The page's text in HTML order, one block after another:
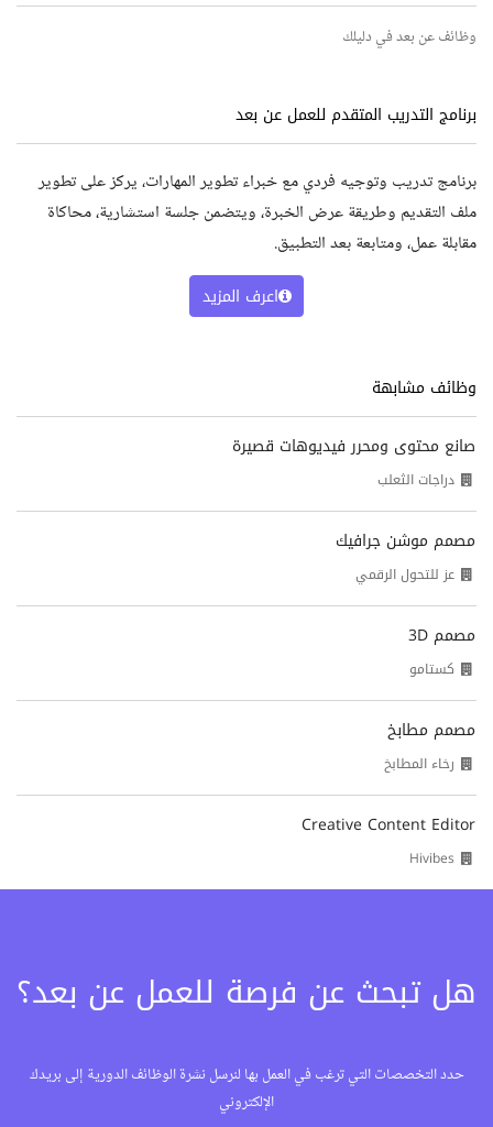
وظائف عن بعد في دليلك
برنامج التدريب المتقدم للعمل عن بعد
برنامج تدريب وتوجيه فردي مع خبراء تطوير المهارات، يركز على تطوير
ملف التقديم وطريقة عرض الخبرة، ويتضمن جلسة استشارية، محاكاة
مقابلة عمل، ومتابعة بعد التطبيق.
اعرف المزيد
وظائف مشابهة
صانع محتوى ومحرر فيديوهات قصيرة
دراجات الثعلب
مصمم موشن جرافيك
عز للتحول الرقمي
مصمم 3D
كستامو
مصمم مطابخ
رخاء المطابخ
Creative Content Editor
Hivibes
هل تبحث عن فرصة للعمل عن بعد؟
حدد التخصصات التي ترغب في العمل بها لنرسل نشرة الوظائف الدورية إلى بريدك
الإلكتروني